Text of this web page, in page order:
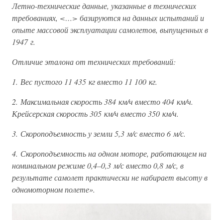
Летно-технические данные, указанные в технических
требованиях, <…> базируются на данных испытаний и
опыте массовой эксплуатации самолетов, выпущенных в
1947 г.
Отличие эталона от технических требований:
1. Вес пустого 11 435 кг вместо 11 100 кг.
2. Максимальная скорость 384 км/ч вместо 404 км/ч.
Крейсерская скорость 305 км/ч вместо 350 км/ч.
3. Скороподъемность у земли 5,3 м/с вместо 6 м/с.
4. Скороподъемность на одном моторе, работающем на
номинальном режиме 0,4–0,3 м/с вместо 0,8 м/с, в
результате самолет практически не набирает высоту в
одномоторном полете».